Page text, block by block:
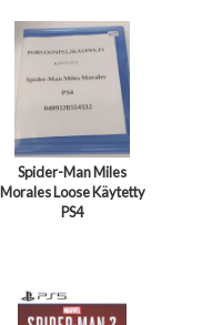
Spider-Man Miles
Morales Loose Käytetty
PS4